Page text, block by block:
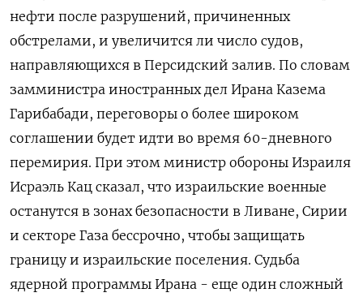
нефти после разрушений, причиненных
обстрелами, и увеличится ли число судов,
направляющихся в Персидский залив. По словам
замминистра иностранных дел Ирана Казема
Гарибабади, переговоры о более широком
соглашении будет идти во время 60-дневного
перемирия. При этом министр обороны Израиля
Исраэль Кац сказал, что израильские военные
останутся в зонах безопасности в Ливане, Сирии ​
и секторе Газа бессрочно, ⁠чтобы защищать
границу и израильские поселения. Судьба
ядерной программы Ирана - еще один сложный